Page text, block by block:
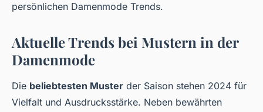
persönlichen Damenmode Trends.
Aktuelle Trends bei Mustern in der
Damenmode
Die beliebtesten Muster der Saison stehen 2024 für
Vielfalt und Ausdrucksstärke. Neben bewährten